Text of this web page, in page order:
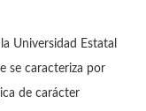
Universidad Estatal
se caracteriza por
de carácter